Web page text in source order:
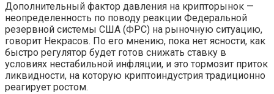
Дополнительный фактор давления на крипторынок —
неопределенность по поводу реакции Федеральной
резервной системы США (ФРС) на рыночную ситуацию,
говорит Некрасов. По его мнению, пока нет ясности, как
быстро регулятор будет готов снижать ставку в
условиях нестабильной инфляции, и это тормозит приток
ликвидности, на которую криптоиндустрия традиционно
реагирует ростом.